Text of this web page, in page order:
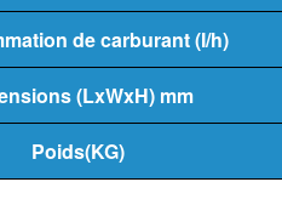
de carburant (I/h)
(LxWxH) mm
Poids(KG)